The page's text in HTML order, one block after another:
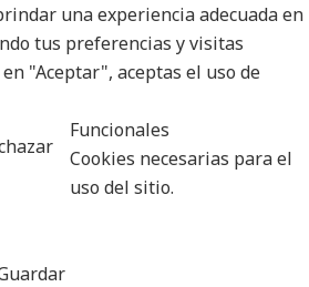
una experiencia adecuada en
tus preferencias y visitas
"Aceptar", aceptas el uso de
Funcionales
Cookies necesarias para el
uso del sitio.